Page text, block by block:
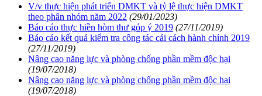
V/v thực hiện phát triển DMKT và tỷ lệ thực hiện DMKT
theo phân nhóm năm 2022 (29/01/2023)
Báo cáo thực hiền hòm thư góp ý 2019 (27/11/2019)
Báo cáo kết quả kiểm tra công tác cải cách hành chính 2019
(27/11/2019)
Nâng cao năng lực và phòng chống phần mềm độc hại
(19/07/2018)
Nâng cao năng lực và phòng chống phần mềm độc hại
(19/07/2018)